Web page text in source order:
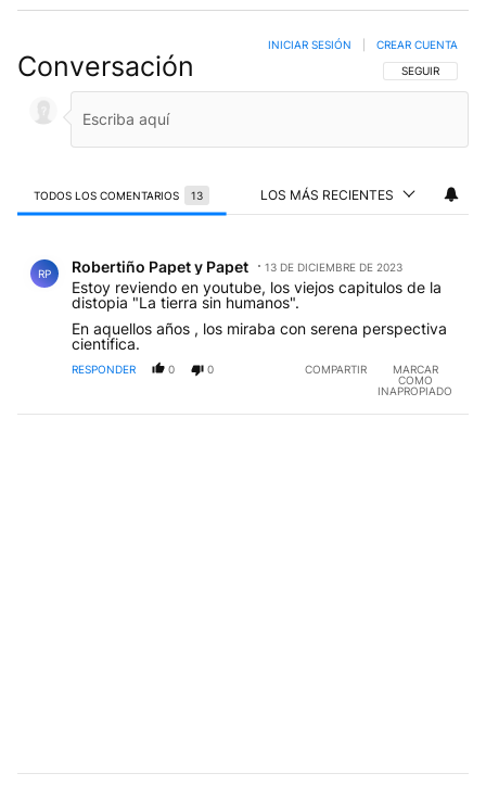
Conversación SIGA ESTA
SEGUIR
INICIAR SESIÓN CREAR CUENTA
TODOS LOS COMENTARIOS 13 LOS MÁS RECIENTES
RP Robertiño Papet y Papet 13 DE DICIEMBRE DE 2023
Estoy reviendo en youtube, los viejos capitulos de la
distopia "La tierra sin humanos".
En aquellos años , los miraba con serena perspectiva
cientifica.
RESPONDER 0 0 COMPARTIR
MARCAR
COMO
INAPROPIADO